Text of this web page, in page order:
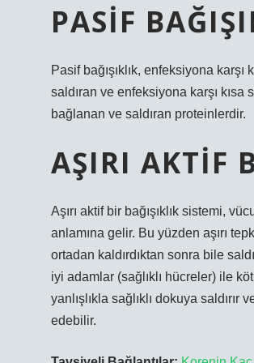
PASIF
Pasif bağışıklık, enfeksiyona
saldıran ve enfeksiyona karşı
bağlanan ve saldıran proteinlerdir.
AŞIRI AKTIF
Aşırı aktif bir bağışıklık sistemi,
anlamına gelir. Bu yüzden aşırı
ortadan kaldırdıktan sonra bile
iyi adamlar (sağlıklı hücreler) ile
yanlışlıkla sağlıklı dokuya
edebilir.